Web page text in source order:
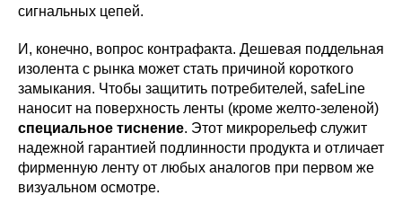
сигнальных цепей.
И, конечно, вопрос контрафакта. Дешевая поддельная
изолента с рынка может стать причиной короткого
замыкания. Чтобы защитить потребителей, safeLine
наносит на поверхность ленты (кроме желто-зеленой)
специальное тиснение. Этот микрорельеф служит
надежной гарантией подлинности продукта и отличает
фирменную ленту от любых аналогов при первом же
визуальном осмотре.